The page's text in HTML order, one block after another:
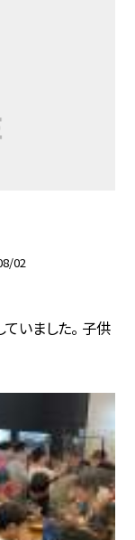
02
いました。 子供